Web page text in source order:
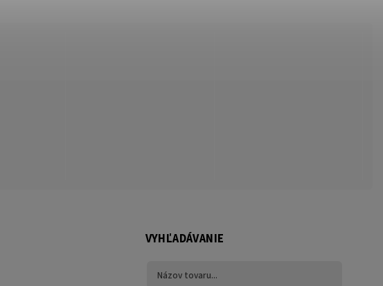
VYHĽADÁVANIE